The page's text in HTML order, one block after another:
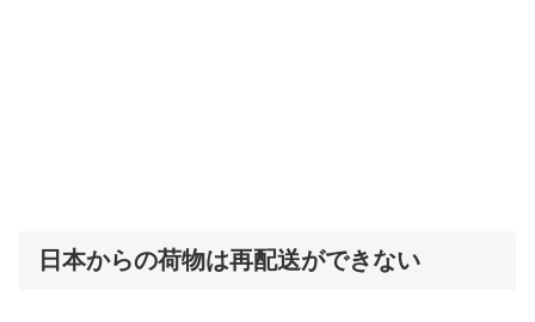
日本からの荷物は再配送ができない